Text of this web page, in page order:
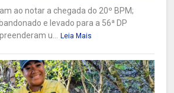
ao notar a chegada do 20º BPM;
e levado para a 56ª DP
u... Leia Mais